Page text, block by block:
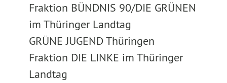
Fraktion BÜNDNIS 90/DIE GRÜNEN
im Thüringer Landtag
GRÜNE JUGEND Thüringen
Fraktion DIE LINKE im Thüringer
Landtag